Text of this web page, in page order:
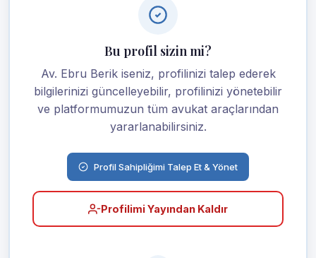
Bu profil sizin mi?
Av. Ebru Berik iseniz, profilinizi talep ederek
bilgilerinizi güncelleyebilir, profilinizi yönetebilir
ve platformumuzun tüm avukat araçlarından
yararlanabilirsiniz.
Profil Sahipliğimi Talep Et & Yönet
Profilimi Yayından Kaldır